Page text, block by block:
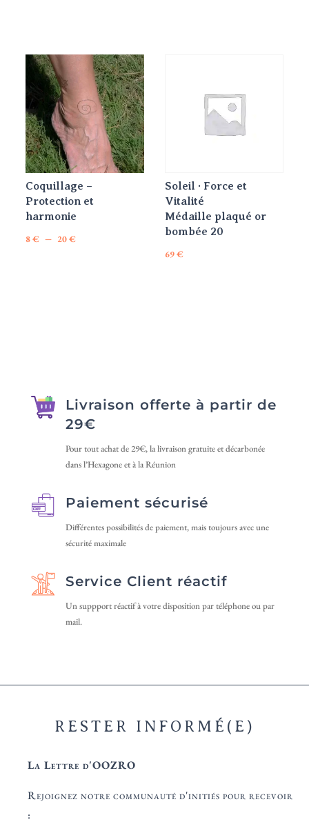
Coquillage –
Protection et
harmonie
8€ – 20€Plage
être
choisies
produit
Soleil · Force et
Vitalité
Médaille plaqué or
bombée 20
69€
Livraison offerte à partir de
29€
Pour tout achat de 29€, la livraison gratuite et décarbonée
dans l’Hexagone et à la Réunion
Paiement sécurisé
Différentes possibilités de paiement, mais toujours avec une
sécurité maximale
Service Client réactif
Un suppport réactif à votre disposition par téléphone ou par
mail.
RESTER INFORMÉ(E)
La Lettre d'OOZRO
Rejoignez notre communauté d'initiés pour recevoir
: